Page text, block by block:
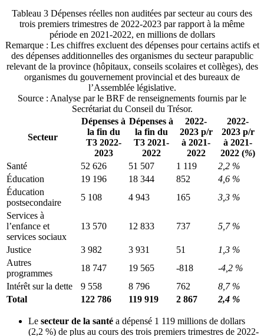
Tableau 3 Dépenses réelles non auditées par secteur au cours des
trois premiers trimestres de 2022-2023 par rapport à la même
période en 2021-2022, en millions de dollars
Remarque : Les chiffres excluent des dépenses pour certains actifs et
des dépenses additionnelles des organismes du secteur parapublic
relevant de la province (hôpitaux, conseils scolaires et collèges), des
organismes du gouvernement provincial et des bureaux de
l’Assemblée législative.
Source : Analyse par le BRF de renseignements fournis par le
Secrétariat du Conseil du Trésor.
Secteur
Dépenses à
la fin du
T3 2022-
2023
Dépenses à
la fin du
T3 2021-
2022
2022-
2023 p/r
à 2021-
2022
2022-
2023 p/r
à 2021-
2022 (%)
Santé
52 626 51 507 1 119
2,2 %
Éducation
19 196 18 344 852
4,6 %
Éducation
postsecondaire
5 108 4 943 165
3,3 %
Services à
l’enfance et
services sociaux
13 570 12 833 737 5,7 %
Justice 3 982 3 931 51
1,3 %
Autres
programmes
18 747 19 565 -818
-4,2 %
Intérêt sur la dette
9 558 8 796 762
8,7 %
Total
122 786 119 919 2 867 2,4 %
Le secteur de la santé a dépensé 1 119 millions de dollars
(2,2 %) de plus au cours des trois premiers trimestres de 2022-